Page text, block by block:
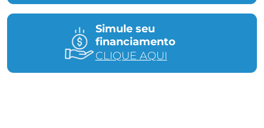
Simule seu
financiamento
CLIQUE AQUI